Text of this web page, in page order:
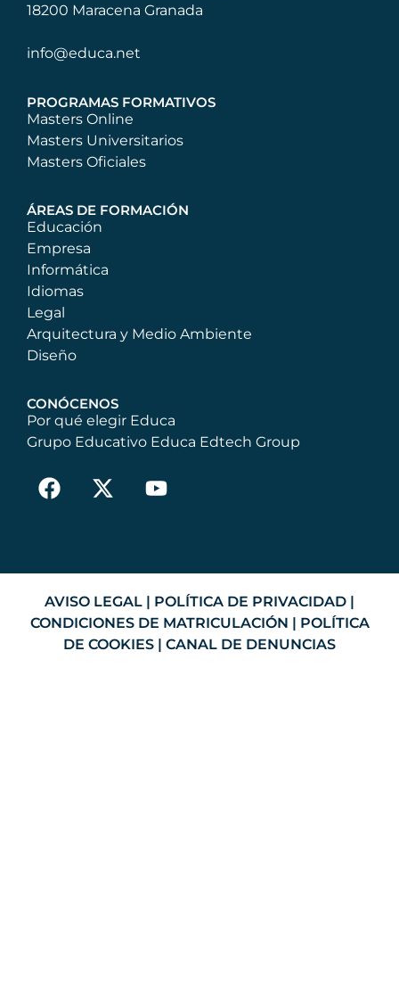
18200 Maracena Granada
info@educa.net
PROGRAMAS FORMATIVOS
Masters Online
Masters Universitarios
Masters Oficiales
ÁREAS DE FORMACIÓN
Educación
Empresa
Informática
Idiomas
Legal
Arquitectura y Medio Ambiente
Diseño
CONÓCENOS
Por qué elegir Educa
Grupo Educativo Educa Edtech Group
AVISO LEGAL | POLÍTICA DE PRIVACIDAD |
CONDICIONES DE MATRICULACIÓN | POLÍTICA
DE COOKIES | CANAL DE DENUNCIAS